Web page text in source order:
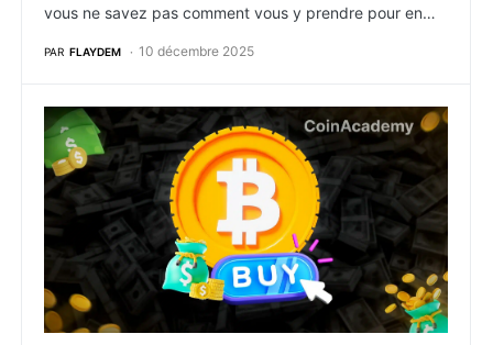
vous ne savez pas comment vous y prendre pour en…
PAR FLAYDEM 10 décembre 2025
Comment acheter du Bitcoin (BTC) en 2026 ?